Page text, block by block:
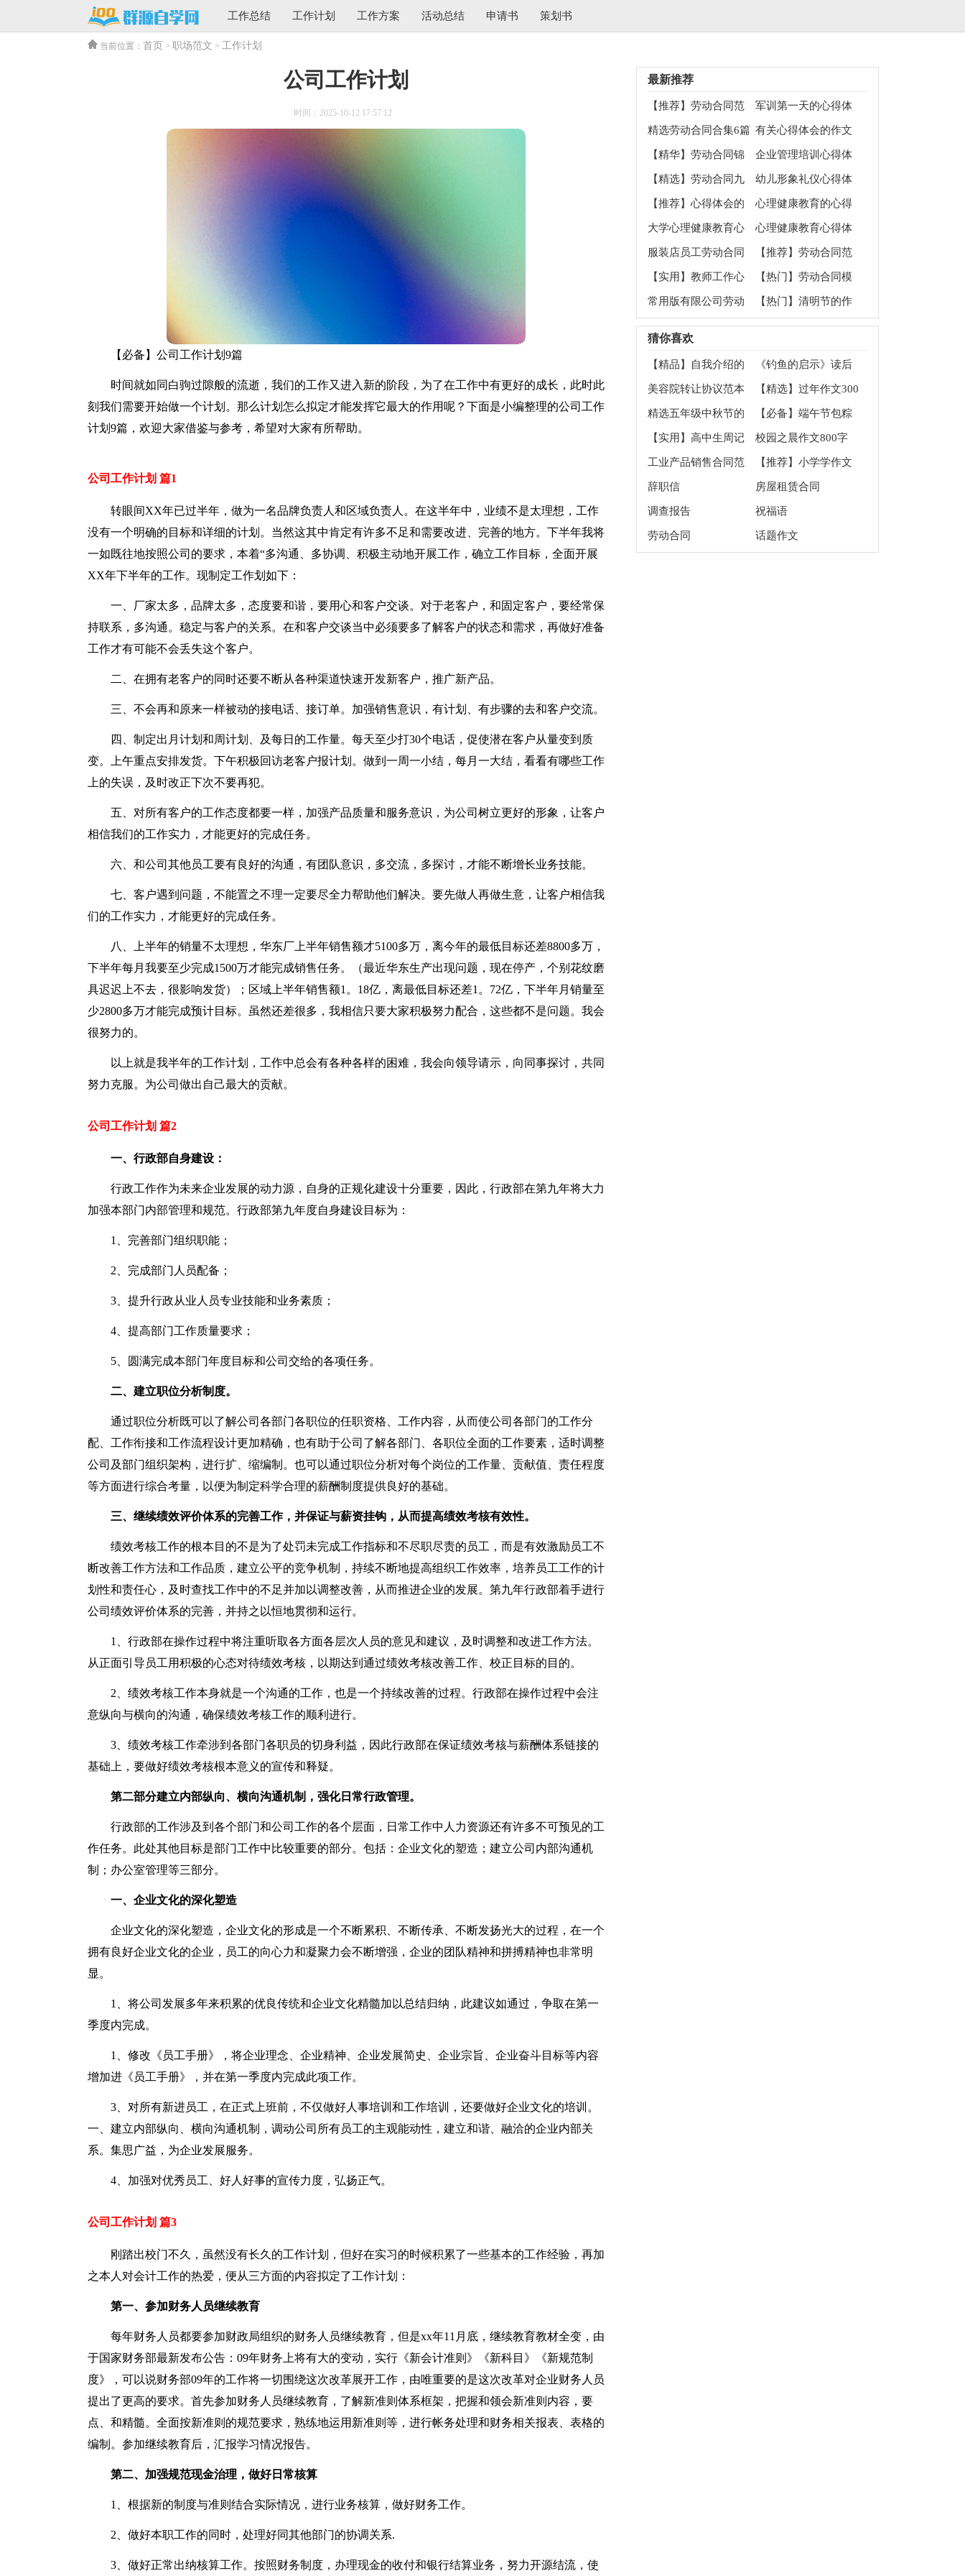
工作总结 工作计划 工作方案 活动总结 申请书 策划书
当前位置： 首页 > 职场范文 > 工作计划
公司工作计划
时间：2025-10-12 17:57:12
【必备】公司工作计划9篇
时间就如同白驹过隙般的流逝，我们的工作又进入新的阶段，为了在工作中有更好的成长，此时此
刻我们需要开始做一个计划。那么计划怎么拟定才能发挥它最大的作用呢？下面是小编整理的公司工作
计划9篇，欢迎大家借鉴与参考，希望对大家有所帮助。
公司工作计划 篇1
转眼间XX年已过半年，做为一名品牌负责人和区域负责人。在这半年中，业绩不是太理想，工作
没有一个明确的目标和详细的计划。当然这其中肯定有许多不足和需要改进、完善的地方。下半年我将
一如既往地按照公司的要求，本着“多沟通、多协调、积极主动地开展工作，确立工作目标，全面开展
XX年下半年的工作。现制定工作划如下：
一、厂家太多，品牌太多，态度要和谐，要用心和客户交谈。对于老客户，和固定客户，要经常保
持联系，多沟通。稳定与客户的关系。在和客户交谈当中必须要多了解客户的状态和需求，再做好准备
工作才有可能不会丢失这个客户。
二、在拥有老客户的同时还要不断从各种渠道快速开发新客户，推广新产品。
三、不会再和原来一样被动的接电话、接订单。加强销售意识，有计划、有步骤的去和客户交流。
四、制定出月计划和周计划、及每日的工作量。每天至少打30个电话，促使潜在客户从量变到质
变。上午重点安排发货。下午积极回访老客户报计划。做到一周一小结，每月一大结，看看有哪些工作
上的失误，及时改正下次不要再犯。
五、对所有客户的工作态度都要一样，加强产品质量和服务意识，为公司树立更好的形象，让客户
相信我们的工作实力，才能更好的完成任务。
六、和公司其他员工要有良好的沟通，有团队意识，多交流，多探讨，才能不断增长业务技能。
七、客户遇到问题，不能置之不理一定要尽全力帮助他们解决。要先做人再做生意，让客户相信我
们的工作实力，才能更好的完成任务。
八、上半年的销量不太理想，华东厂上半年销售额才5100多万，离今年的最低目标还差8800多万，
下半年每月我要至少完成1500万才能完成销售任务。（最近华东生产出现问题，现在停产，个别花纹磨
具迟迟上不去，很影响发货）；区域上半年销售额1。18亿，离最低目标还差1。72亿，下半年月销量至
少2800多万才能完成预计目标。虽然还差很多，我相信只要大家积极努力配合，这些都不是问题。我会
很努力的。
以上就是我半年的工作计划，工作中总会有各种各样的困难，我会向领导请示，向同事探讨，共同
努力克服。为公司做出自己最大的贡献。
公司工作计划 篇2
一、行政部自身建设：
行政工作作为未来企业发展的动力源，自身的正规化建设十分重要，因此，行政部在第九年将大力
加强本部门内部管理和规范。行政部第九年度自身建设目标为：
1、完善部门组织职能；
2、完成部门人员配备；
3、提升行政从业人员专业技能和业务素质；
4、提高部门工作质量要求；
5、圆满完成本部门年度目标和公司交给的各项任务。
二、建立职位分析制度。
通过职位分析既可以了解公司各部门各职位的任职资格、工作内容，从而使公司各部门的工作分
配、工作衔接和工作流程设计更加精确，也有助于公司了解各部门、各职位全面的工作要素，适时调整
公司及部门组织架构，进行扩、缩编制。也可以通过职位分析对每个岗位的工作量、贡献值、责任程度
等方面进行综合考量，以便为制定科学合理的薪酬制度提供良好的基础。
三、继续绩效评价体系的完善工作，并保证与薪资挂钩，从而提高绩效考核有效性。
绩效考核工作的根本目的不是为了处罚未完成工作指标和不尽职尽责的员工，而是有效激励员工不
断改善工作方法和工作品质，建立公平的竞争机制，持续不断地提高组织工作效率，培养员工工作的计
划性和责任心，及时查找工作中的不足并加以调整改善，从而推进企业的发展。第九年行政部着手进行
公司绩效评价体系的完善，并持之以恒地贯彻和运行。
1、行政部在操作过程中将注重听取各方面各层次人员的意见和建议，及时调整和改进工作方法。
从正面引导员工用积极的心态对待绩效考核，以期达到通过绩效考核改善工作、校正目标的目的。
2、绩效考核工作本身就是一个沟通的工作，也是一个持续改善的过程。行政部在操作过程中会注
意纵向与横向的沟通，确保绩效考核工作的顺利进行。
3、绩效考核工作牵涉到各部门各职员的切身利益，因此行政部在保证绩效考核与薪酬体系链接的
基础上，要做好绩效考核根本意义的宣传和释疑。
第二部分建立内部纵向、横向沟通机制，强化日常行政管理。
行政部的工作涉及到各个部门和公司工作的各个层面，日常工作中人力资源还有许多不可预见的工
作任务。此处其他目标是部门工作中比较重要的部分。包括：企业文化的塑造；建立公司内部沟通机
制；办公室管理等三部分。
一、企业文化的深化塑造
企业文化的深化塑造，企业文化的形成是一个不断累积、不断传承、不断发扬光大的过程，在一个
拥有良好企业文化的企业，员工的向心力和凝聚力会不断增强，企业的团队精神和拼搏精神也非常明
显。
1、将公司发展多年来积累的优良传统和企业文化精髓加以总结归纳，此建议如通过，争取在第一
季度内完成。
1、修改《员工手册》，将企业理念、企业精神、企业发展简史、企业宗旨、企业奋斗目标等内容
增加进《员工手册》，并在第一季度内完成此项工作。
3、对所有新进员工，在正式上班前，不仅做好人事培训和工作培训，还要做好企业文化的培训。
一、建立内部纵向、横向沟通机制，调动公司所有员工的主观能动性，建立和谐、融洽的企业内部关
系。集思广益，为企业发展服务。
4、加强对优秀员工、好人好事的宣传力度，弘扬正气。
公司工作计划 篇3
刚踏出校门不久，虽然没有长久的工作计划，但好在实习的时候积累了一些基本的工作经验，再加
之本人对会计工作的热爱，便从三方面的内容拟定了工作计划：
第一、参加财务人员继续教育
每年财务人员都要参加财政局组织的财务人员继续教育，但是xx年11月底，继续教育教材全变，由
于国家财务部最新发布公告：09年财务上将有大的变动，实行《新会计准则》《新科目》《新规范制
度》，可以说财务部09年的工作将一切围绕这次改革展开工作，由唯重要的是这次改革对企业财务人员
提出了更高的要求。首先参加财务人员继续教育，了解新准则体系框架，把握和领会新准则内容，要
点、和精髓。全面按新准则的规范要求，熟练地运用新准则等，进行帐务处理和财务相关报表、表格的
编制。参加继续教育后，汇报学习情况报告。
第二、加强规范现金治理，做好日常核算
1、根据新的制度与准则结合实际情况，进行业务核算，做好财务工作。
2、做好本职工作的同时，处理好同其他部门的协调关系.
3、做好正常出纳核算工作。按照财务制度，办理现金的收付和银行结算业务，努力开源结流，使
最新推荐
【推荐】劳动合同范
文汇编7篇
军训第一天的心得体
会
精选劳动合同合集6篇 有关心得体会的作文
300字集锦十篇
【精华】劳动合同锦
集九篇
企业管理培训心得体
会15篇
【精选】劳动合同九
篇
幼儿形象礼仪心得体
会
【推荐】心得体会的
作文300字锦集六篇
心理健康教育的心得
体会
大学心理健康教育心
得体会
心理健康教育心得体
会15篇
服装店员工劳动合同
范本
【推荐】劳动合同范
文汇编6篇
【实用】教师工作心
得体会汇编八篇
【热门】劳动合同模
板锦集6篇
常用版有限公司劳动
【热门】清明节的作
猜你喜欢
【精品】自我介绍的
作文300字集合六篇
《钓鱼的启示》读后
感合集15篇
美容院转让协议范本
【精选】过年作文300
字3篇
精选五年级中秋节的
作文集锦8篇
【必备】端午节包粽
子的作文100字集合5
篇
【实用】高中生周记
集锦8篇
校园之晨作文800字
（精选8篇）
工业产品销售合同范
本4篇
【推荐】小学学作文
400字合集9篇
辞职信 房屋租赁合同
调查报告 祝福语
劳动合同 话题作文